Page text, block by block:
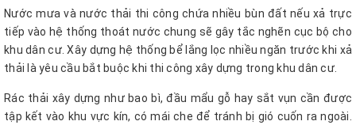
Nước mưa và nước thải thi công chứa nhiều bùn đất nếu xả trực
tiếp vào hệ thống thoát nước chung sẽ gây tắc nghẽn cục bộ cho
khu dân cư. Xây dựng hệ thống bể lắng lọc nhiều ngăn trước khi xả
thải là yêu cầu bắt buộc khi thi công xây dựng trong khu dân cư.
Rác thải xây dựng như bao bì, đầu mẩu gỗ hay sắt vụn cần được
tập kết vào khu vực kín, có mái che để tránh bị gió cuốn ra ngoài.